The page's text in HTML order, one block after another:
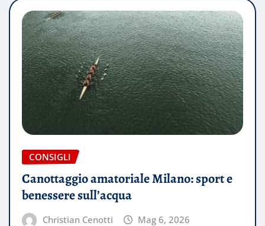
CONSIGLI
Canottaggio amatoriale Milano: sport e
benessere sull’acqua
Christian Cenotti Mag 6, 2026